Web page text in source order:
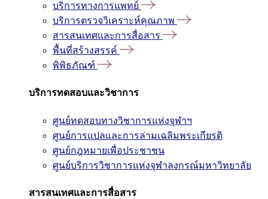
บริการทางการแพทย์
บริการตรวจวิเคราะห์คุณภาพ
สารสนเทศและการสื่อสาร
พื้นที่สร้างสรรค์
พิพิธภัณฑ์
บริการทดสอบและวิชาการ
ศูนย์ทดสอบทางวิชาการแห่งจุฬาฯ
ศูนย์การแปลและการล่ามเฉลิมพระเกียรติ
ศูนย์กฎหมายเพื่อประชาชน
ศูนย์บริการวิชาการแห่งจุฬาลงกรณ์มหาวิทยาลัย
สารสนเทศและการสื่อสาร